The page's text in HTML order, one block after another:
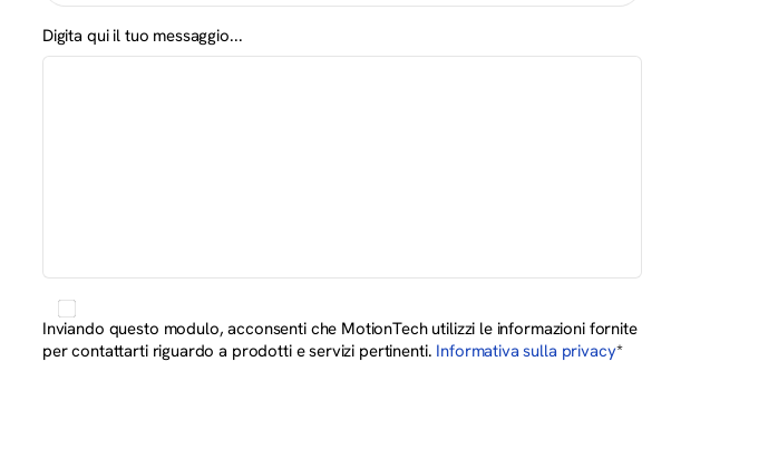
Digita qui il tuo messaggio...
Inviando questo modulo, acconsenti che MotionTech utilizzi le informazioni fornite
per contattarti riguardo a prodotti e servizi pertinenti. Informativa sulla privacy*